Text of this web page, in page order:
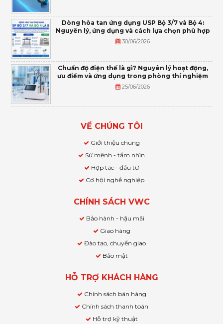
Dòng hòa tan ứng dụng USP Bộ 3/7 và Bộ 4:
Nguyên lý, ứng dụng và cách lựa chọn phù hợp
30/06/2026
Chuẩn độ điện thế là gì? Nguyên lý hoạt động,
ưu điểm và ứng dụng trong phòng thí nghiệm
25/06/2026
VỀ CHÚNG TÔI
Giới thiệu chung
Sứ mệnh - tầm nhìn
Hợp tác - đầu tư
Cơ hội nghề nghiệp
CHÍNH SÁCH VWC
Bảo hành - hậu mãi
Giao hàng
Đào tạo, chuyển giao
Bảo mật
HỖ TRỢ KHÁCH HÀNG
Chính sách bán hàng
Chính sách thanh toán
Hỗ trợ kỹ thuật